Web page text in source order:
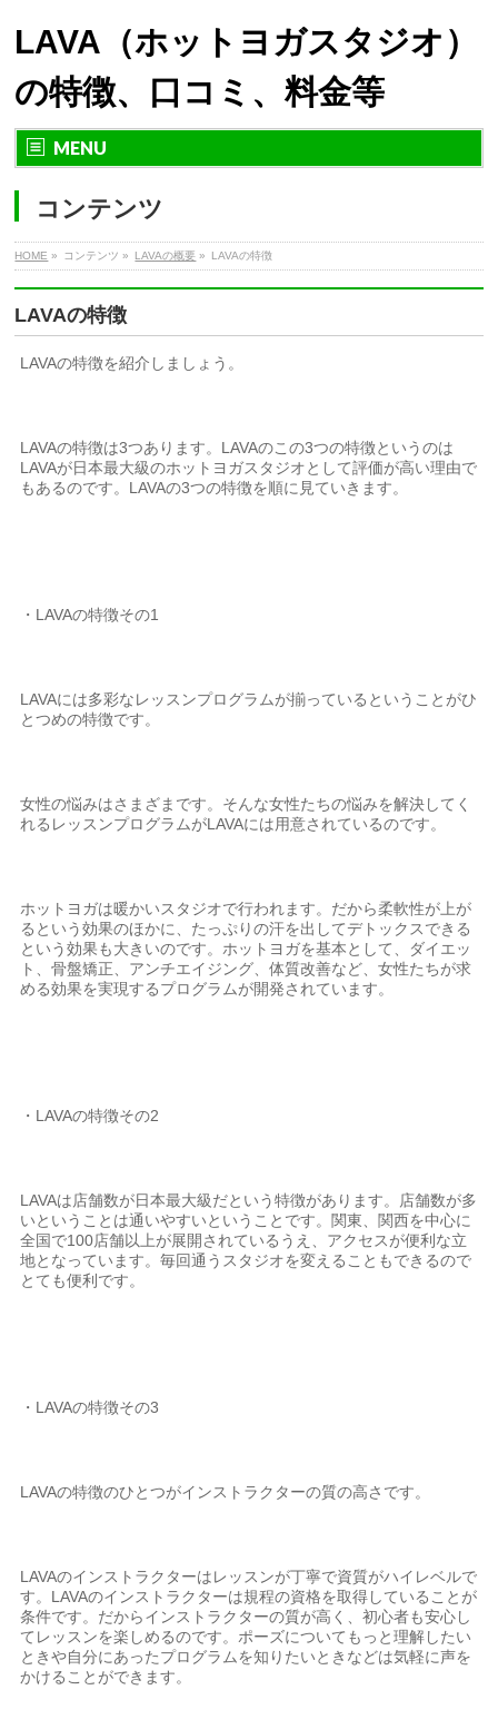
LAVA（ホットヨガスタジオ）
の特徴、口コミ、料金等
MENU
コンテンツ
HOME » コンテンツ » LAVAの概要 » LAVAの特徴
LAVAの特徴
LAVAの特徴を紹介しましょう。
LAVAの特徴は3つあります。LAVAのこの3つの特徴というのは
LAVAが日本最大級のホットヨガスタジオとして評価が高い理由で
もあるのです。LAVAの3つの特徴を順に見ていきます。
・LAVAの特徴その1
LAVAには多彩なレッスンプログラムが揃っているということがひ
とつめの特徴です。
女性の悩みはさまざまです。そんな女性たちの悩みを解決してく
れるレッスンプログラムがLAVAには用意されているのです。
ホットヨガは暖かいスタジオで行われます。だから柔軟性が上が
るという効果のほかに、たっぷりの汗を出してデトックスできる
という効果も大きいのです。ホットヨガを基本として、ダイエッ
ト、骨盤矯正、アンチエイジング、体質改善など、女性たちが求
める効果を実現するプログラムが開発されています。
・LAVAの特徴その2
LAVAは店舗数が日本最大級だという特徴があります。店舗数が多
いということは通いやすいということです。関東、関西を中心に
全国で100店舗以上が展開されているうえ、アクセスが便利な立
地となっています。毎回通うスタジオを変えることもできるので
とても便利です。
・LAVAの特徴その3
LAVAの特徴のひとつがインストラクターの質の高さです。
LAVAのインストラクターはレッスンが丁寧で資質がハイレベルで
す。LAVAのインストラクターは規程の資格を取得していることが
条件です。だからインストラクターの質が高く、初心者も安心し
てレッスンを楽しめるのです。ポーズについてもっと理解したい
ときや自分にあったプログラムを知りたいときなどは気軽に声を
かけることができます。